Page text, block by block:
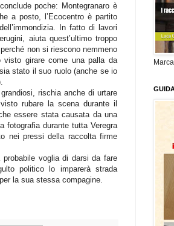
poche: Montegranaro è
a posto, l’Ecocentro è partito
In fatto di lavori
aiuta quest’ultimo troppo
non si riescono nemmeno
visto girare come una palla da
stato il suo ruolo (anche se io
rischia anche di urtare
rubare la scena durante il
essere stata causata da una
fotografia durante tutta Veregra
nei pressi della raccolta firme
voglia di darsi da fare
politico lo imparerà strada
la sua stessa compagine.
Marca